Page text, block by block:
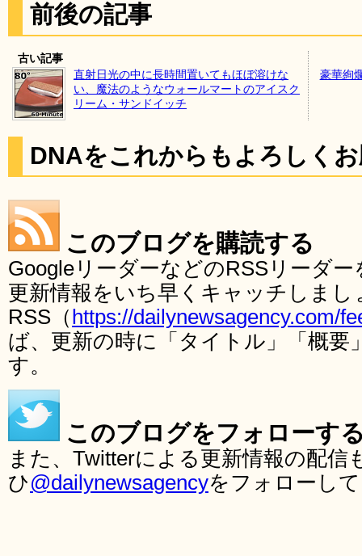
前後の記事
古い記事
直射日光の中に長時間置いてもほぼ溶けな
い、魔法のようなウォールマートのアイスク
リーム・サンドイッチ
豪華絢
DNAをこれからもよろしく
このブログを購読する
GoogleリーダーなどのRSSリーダ
更新情報をいち早くキャッチしま
RSS（ https://dailynewsagency.com/
ば、更新の時に「タイトル」「概要
す。
このブログをフォローす
また、Twitterによる更新情報の配
ひ@dailynewsagencyをフォローし